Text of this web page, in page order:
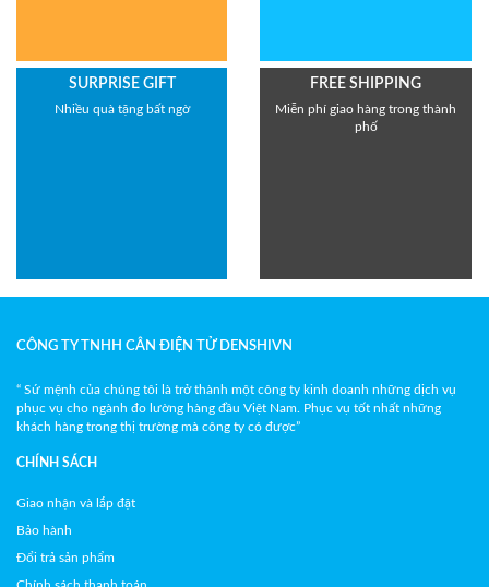
SURPRISE GIFT
Nhiều quà tặng bất ngờ
FREE SHIPPING
Miễn phí giao hàng trong thành
phố
CÔNG TY TNHH CÂN ĐIỆN TỬ DENSHIVN
“ Sứ mệnh của chúng tôi là trở thành một công ty kinh doanh những dịch vụ
phục vụ cho ngành đo lường hàng đầu Việt Nam. Phục vụ tốt nhất những
khách hàng trong thị trường mà công ty có được”
CHÍNH SÁCH
Giao nhận và lắp đặt
Bảo hành
Đổi trả sản phẩm